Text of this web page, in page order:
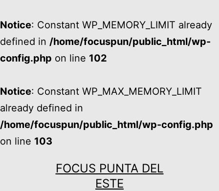
Notice: Constant WP_MEMORY_LIMIT already
defined in /home/focuspun/public_html/wp-
config.php on line 102
Notice: Constant WP_MAX_MEMORY_LIMIT
already defined in
/home/focuspun/public_html/wp-config.php
on line 103
FOCUS PUNTA DEL
ESTE